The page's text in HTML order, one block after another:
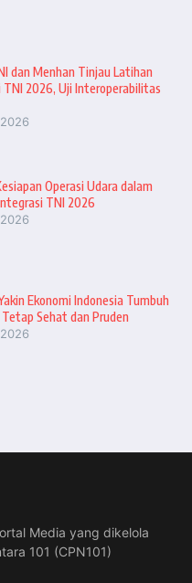
dan Menhan Tinjau Latihan
TNI 2026, Uji Interoperabilitas
Operasi Udara dalam
TNI 2026
Ekonomi Indonesia Tumbuh
Sehat dan Pruden
Media yang dikelola
101 (CPN101)